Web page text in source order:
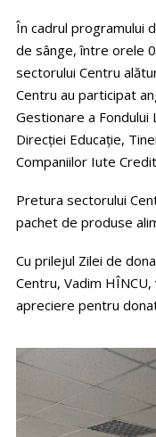
În cadrul programului
de sânge, între orele
sectorului Centru
Centru au participat
Gestionare a Fondului
Direcției Educație,
Companiilor Iute
Pretura sectorului
pachet de produse
Cu prilejul Zilei de
Centru, Vadim
apreciere pentru